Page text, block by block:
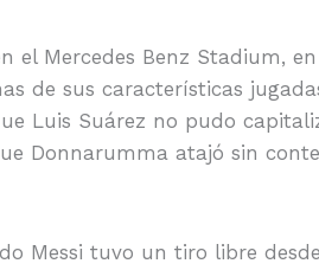
el Mercedes Benz Stadium,
de sus características
Luis Suárez no pudo
Donnarumma atajó sin
Messi tuvo un tiro libre